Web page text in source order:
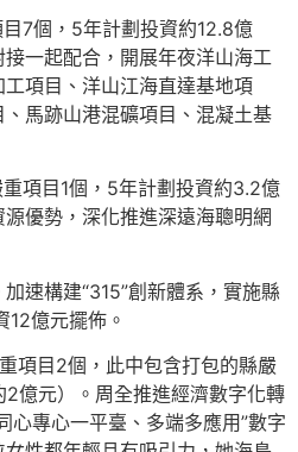
7個，5年計劃投資約12.8億
一起配合，開展年夜洋山海工
項目、洋山江海直達基地項
馬跡山港混礦項目、混凝土基
項目1個，5年計劃投資約3.2億
優勢，深化推進深遠海聰明網
加速構建“315”創新體系，實施縣
億元擺佈。
項目2個，此中包含打包的縣嚴
億元）。周全推進經濟數字化轉
心專心一平臺、多端多應用”數字